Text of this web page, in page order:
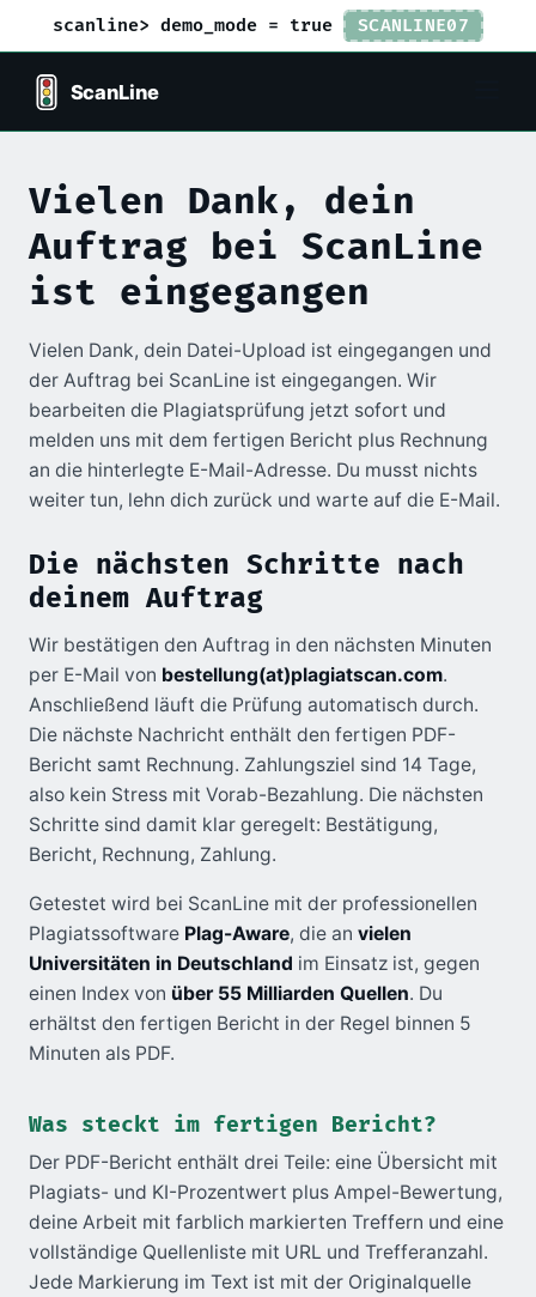
scanline> demo_mode = true SCANLINE07
Vielen Dank, dein
Auftrag bei ScanLine
ist eingegangen
Vielen Dank, dein Datei-Upload ist eingegangen und
der Auftrag bei ScanLine ist eingegangen. Wir
bearbeiten die Plagiatsprüfung jetzt sofort und
melden uns mit dem fertigen Bericht plus Rechnung
an die hinterlegte E-Mail-Adresse. Du musst nichts
weiter tun, lehn dich zurück und warte auf die E-Mail.
Die nächsten Schritte nach
deinem Auftrag
Wir bestätigen den Auftrag in den nächsten Minuten
per E-Mail von bestellung(at)plagiatscan.com.
Anschließend läuft die Prüfung automatisch durch.
Die nächste Nachricht enthält den fertigen PDF-
Bericht samt Rechnung. Zahlungsziel sind 14 Tage,
also kein Stress mit Vorab-Bezahlung. Die nächsten
Schritte sind damit klar geregelt: Bestätigung,
Bericht, Rechnung, Zahlung.
Getestet wird bei ScanLine mit der professionellen
Plagiatssoftware Plag-Aware, die an vielen
Universitäten in Deutschland im Einsatz ist, gegen
einen Index von über 55 Milliarden Quellen. Du
erhältst den fertigen Bericht in der Regel binnen 5
Minuten als PDF.
Was steckt im fertigen Bericht?
Der PDF-Bericht enthält drei Teile: eine Übersicht mit
Plagiats- und KI-Prozentwert plus Ampel-Bewertung,
deine Arbeit mit farblich markierten Treffern und eine
vollständige Quellenliste mit URL und Trefferanzahl.
Jede Markierung im Text ist mit der Originalquelle